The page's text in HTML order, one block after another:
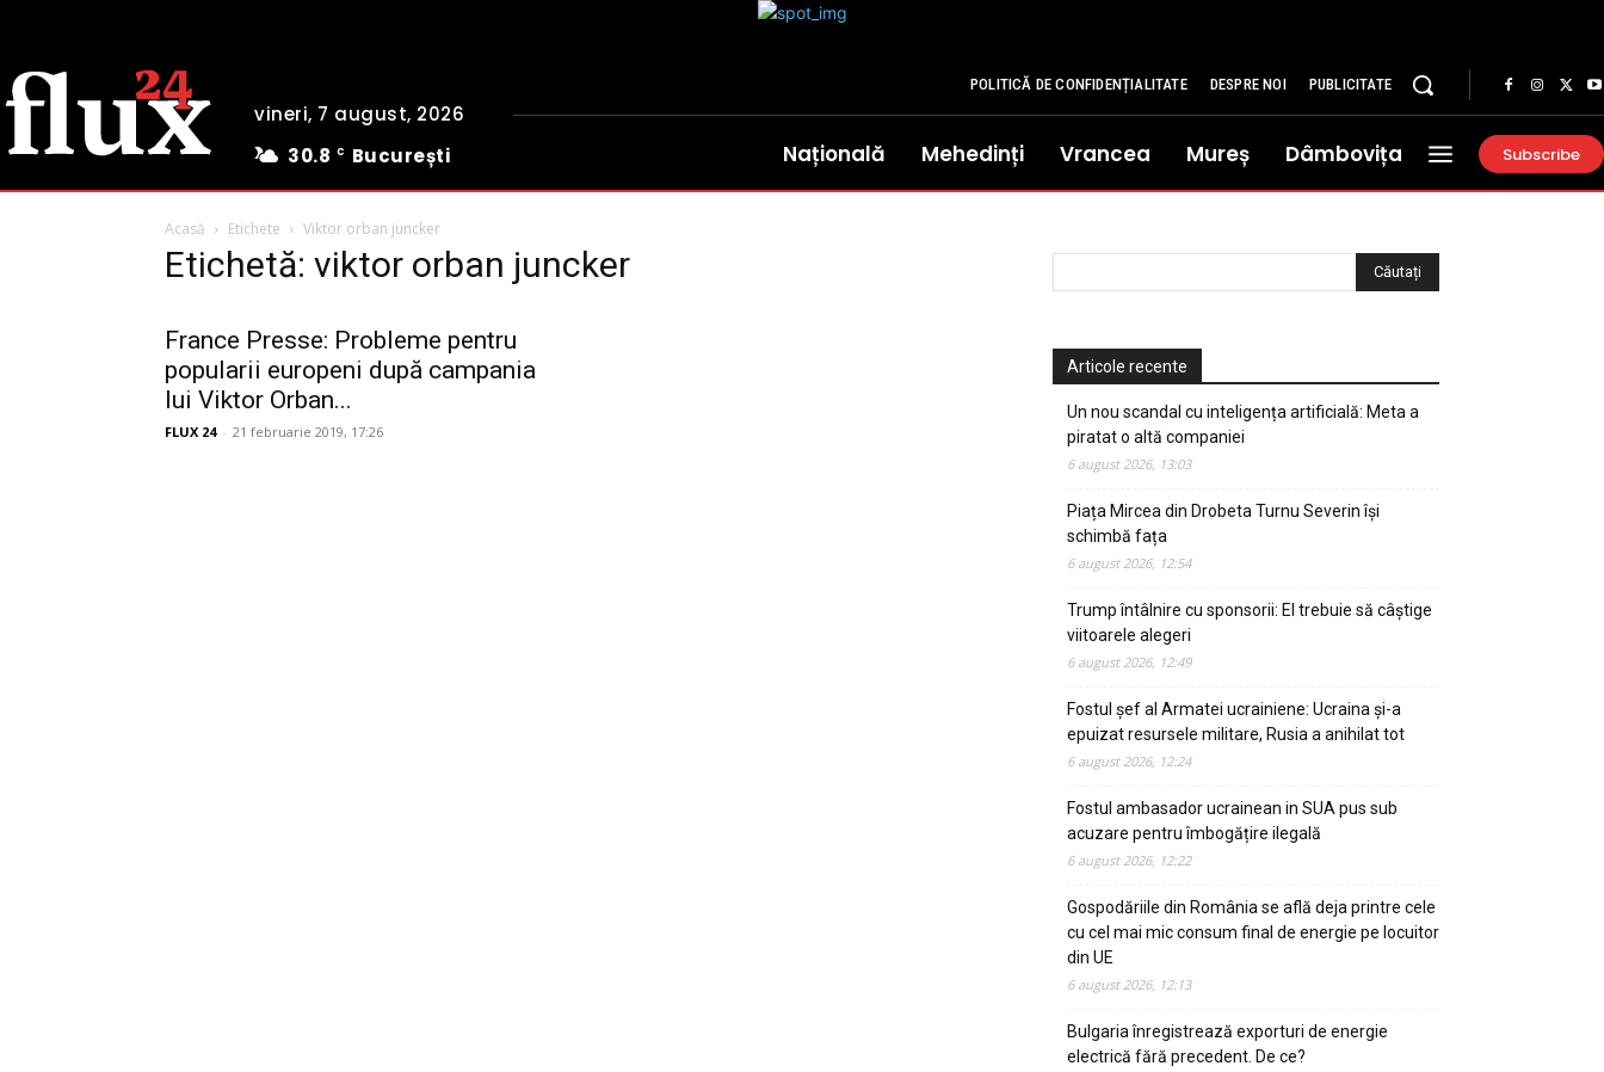
vineri, 7 august, 2026
30.8 C București
POLITICĂ DE CONFIDENȚIALITATE DESPRE NOI PUBLICITATE
Națională Mehedinți Vrancea Mureș Dâmbovița Subscribe
Acasă Etichete Viktor orban juncker
Etichetă: viktor orban juncker
France Presse: Probleme pentru
popularii europeni după campania
lui Viktor Orban...
FLUX 24 - 21 februarie 2019, 17:26
Articole recente
Un nou scandal cu inteligența artificială: Meta a
piratat o altă companiei
6 august 2026, 13:03
Piața Mircea din Drobeta Turnu Severin își
schimbă fața
6 august 2026, 12:54
Trump întâlnire cu sponsorii: El trebuie să câștige
viitoarele alegeri
6 august 2026, 12:49
Fostul șef al Armatei ucrainiene: Ucraina și-a
epuizat resursele militare, Rusia a anihilat tot
6 august 2026, 12:24
Fostul ambasador ucrainean in SUA pus sub
acuzare pentru îmbogățire ilegală
6 august 2026, 12:22
Gospodăriile din România se află deja printre cele
cu cel mai mic consum final de energie pe locuitor
din UE
6 august 2026, 12:13
Bulgaria înregistrează exporturi de energie
electrică fără precedent. De ce?